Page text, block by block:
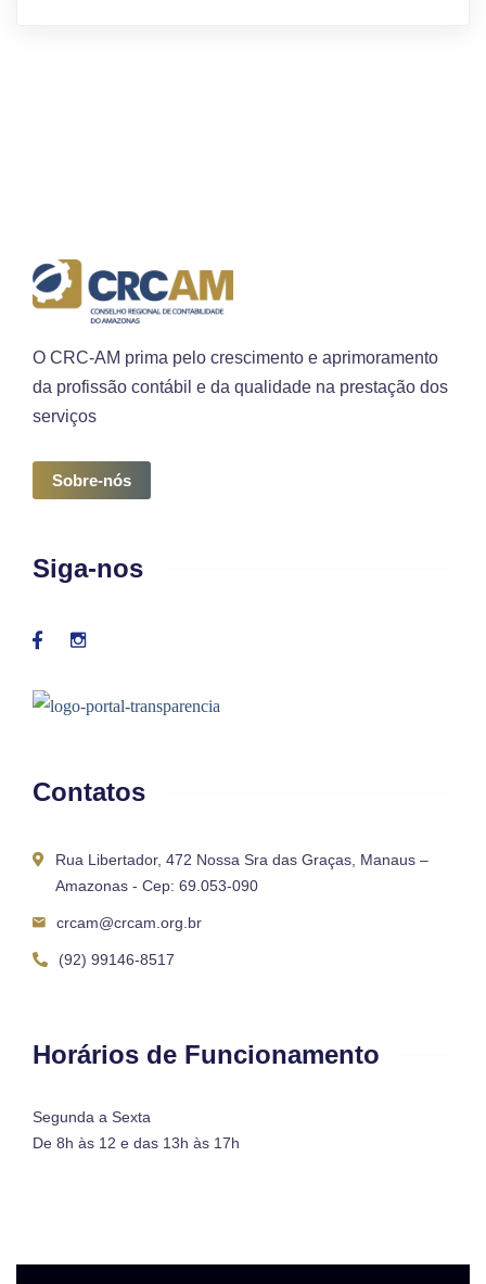
O CRC-AM prima pelo crescimento e aprimoramento
da profissão contábil e da qualidade na prestação dos
serviços
Sobre-nós
Siga-nos
Contatos
Rua Libertador, 472 Nossa Sra das Graças, Manaus –
Amazonas - Cep: 69.053-090
crcam@crcam.org.br
(92) 99146-8517
Horários de Funcionamento
Segunda a Sexta
De 8h às 12 e das 13h às 17h